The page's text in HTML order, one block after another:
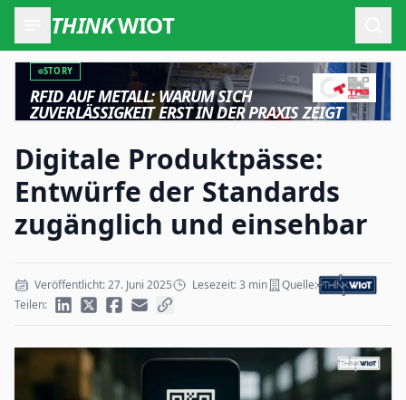
THINKWIOT
STORY
RFID AUF METALL: WARUM SICH
ZUVERLÄSSIGKEIT ERST IN DER PRAXIS ZEIGT
Digitale Produktpässe:
Entwürfe der Standards
zugänglich und einsehbar
Veröffentlicht: 27. Juni 2025 Lesezeit: 3 min
Quelle:
Teilen: